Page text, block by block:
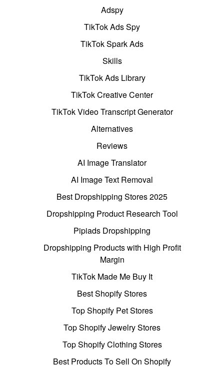
Adspy
TikTok Ads Spy
TikTok Spark Ads
Skills
TikTok Ads Library
TikTok Creative Center
TikTok Video Transcript Generator
Alternatives
Reviews
AI Image Translator
AI Image Text Removal
Best Dropshipping Stores 2025
Dropshipping Product Research Tool
Pipiads Dropshipping
Dropshipping Products with High Profit
Margin
TikTok Made Me Buy It
Best Shopify Stores
Top Shopify Pet Stores
Top Shopify Jewelry Stores
Top Shopify Clothing Stores
Best Products To Sell On Shopify